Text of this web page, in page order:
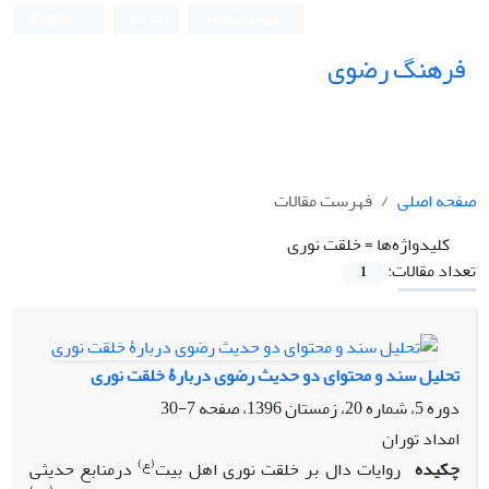
فرهنگ رضوی
صفحه اصلی
فهرست مقالات
کلیدواژه‌ها =خلقت نوری
تعداد مقالات:
1
تحلیل سند و محتوای دو حدیث رضوی دربارۀ خلقت نوری
دوره 5، شماره 20، زمستان 1396، صفحه
7-30
امداد توران
چکیده روایات دال بر خلقت نوری اهل بیت(ع)درمنابع حدیثی